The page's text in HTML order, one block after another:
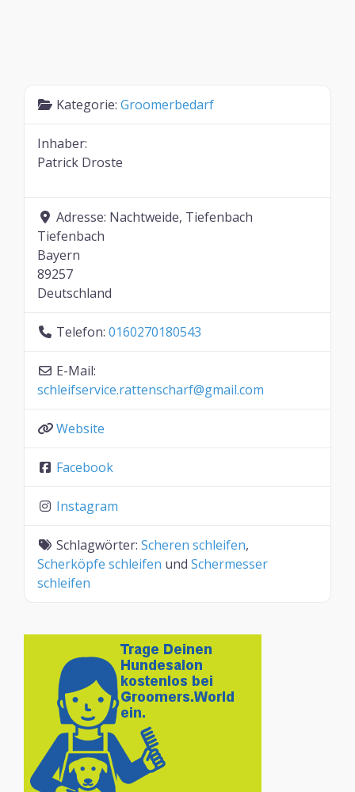
Kategorie: Groomerbedarf
Inhaber:
Patrick Droste
Adresse: Nachtweide, Tiefenbach
Tiefenbach
Bayern
89257
Deutschland
Telefon: 0160270180543
E-Mail:
schleifservice.rattenscharf@gmail.com
Website
Facebook
Instagram
Schlagwörter: Scheren schleifen,
Scherköpfe schleifen und Schermesser
schleifen